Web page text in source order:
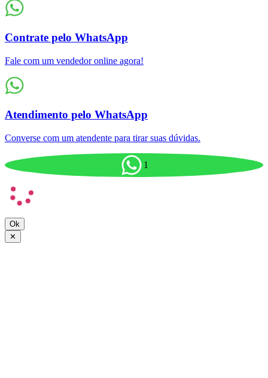
Contrate pelo WhatsApp
Fale com um vendedor online agora!
Atendimento pelo WhatsApp
Converse com um atendente para tirar suas dúvidas.
1
Ok
✕